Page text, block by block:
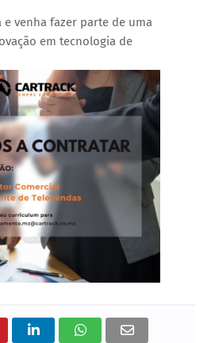
e venha fazer parte de uma
em tecnologia de